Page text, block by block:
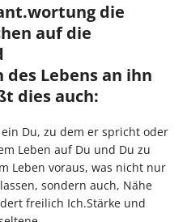
die
auf die
Lebens an ihn
dies auch:
Du, zu dem er spricht oder
Leben auf Du und Du zu
Leben voraus, was nicht nur
sondern auch, Nähe
freilich Ich.Stärke und